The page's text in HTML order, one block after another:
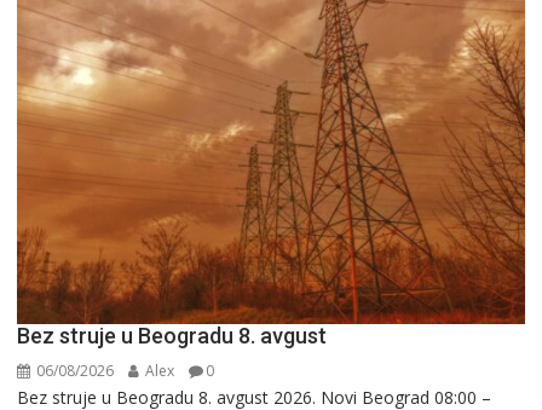
Bez struje u Beogradu 8. avgust
06/08/2026 Alex 0
Bez struje u Beogradu 8. avgust 2026. Novi Beograd 08:00 –